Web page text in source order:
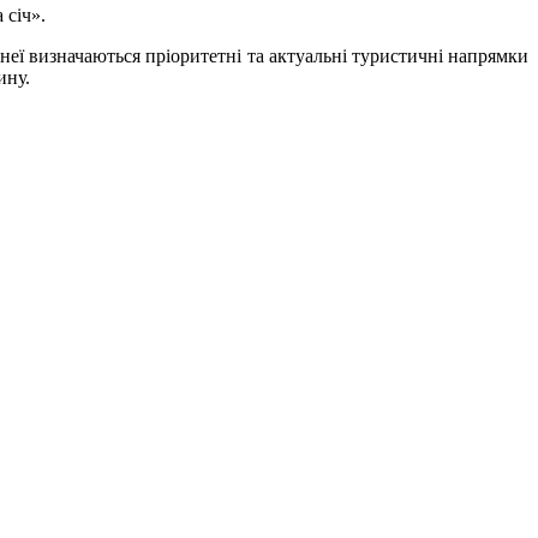
визначаються пріоритетні та актуальні туристичні напрямки